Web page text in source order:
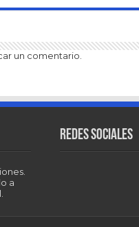
un comentario.
a
Redes sociales